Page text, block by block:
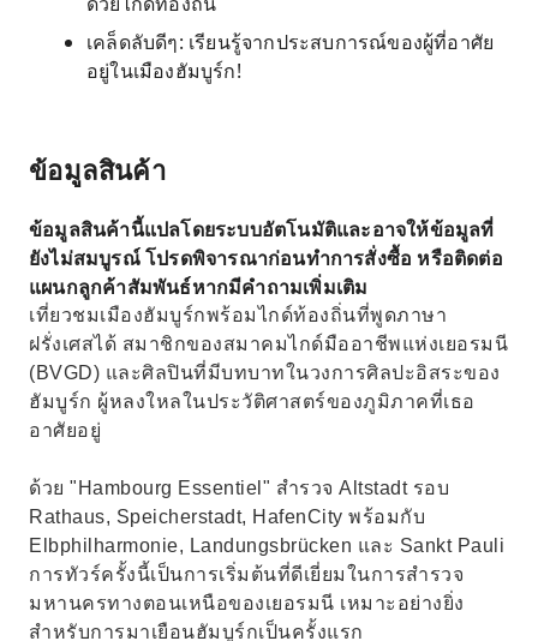
เคล็ดลับดีๆ: เรียนรู้จากประสบการณ์ของผู้ที่อาศัย
อยู่ในเมืองฮัมบูร์ก!
ข้อมูลสินค้า
ข้อมูลสินค้านี้แปลโดยระบบอัตโนมัติและอาจให้ข้อมูลที่
ยังไม่สมบูรณ์ โปรดพิจารณาก่อนทำการสั่งซื้อ หรือติดต่อ
แผนกลูกค้าสัมพันธ์หากมีคำถามเพิ่มเติม
เที่ยวชมเมืองฮัมบูร์กพร้อมไกด์ท้องถิ่นที่พูดภาษา
ฝรั่งเศสได้ สมาชิกของสมาคมไกด์มืออาชีพแห่งเยอรมนี
(BVGD) และศิลปินที่มีบทบาทในวงการศิลปะอิสระของ
ฮัมบูร์ก ผู้หลงใหลในประวัติศาสตร์ของภูมิภาคที่เธอ
อาศัยอยู่
ด้วย "Hambourg Essentiel" สำรวจ Altstadt รอบ
Rathaus, Speicherstadt, HafenCity พร้อมกับ
Elbphilharmonie, Landungsbrücken และ Sankt Pauli
การทัวร์ครั้งนี้เป็นการเริ่มต้นที่ดีเยี่ยมในการสำรวจ
มหานครทางตอนเหนือของเยอรมนี เหมาะอย่างยิ่ง
สำหรับการมาเยือนฮัมบูร์กเป็นครั้งแรก